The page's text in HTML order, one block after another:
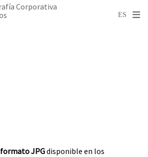
formato JPGdisponible en los